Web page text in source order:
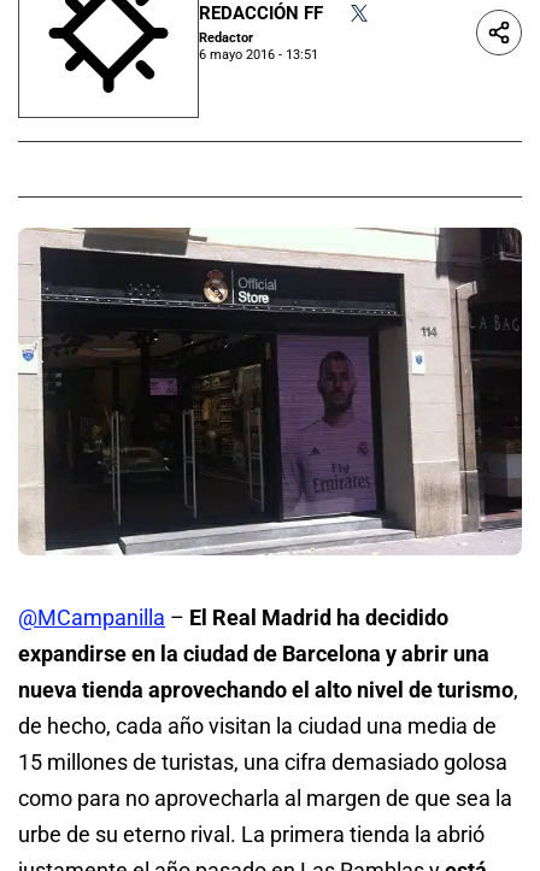
REDACCIÓN FF
Redactor
6 mayo 2016 - 13:51
@MCampanilla – El Real Madrid ha decidido
expandirse en la ciudad de Barcelona y abrir una
nueva tienda aprovechando el alto nivel de turismo,
de hecho, cada año visitan la ciudad una media de
15 millones de turistas, una cifra demasiado golosa
como para no aprovecharla al margen de que sea la
urbe de su eterno rival. La primera tienda la abrió